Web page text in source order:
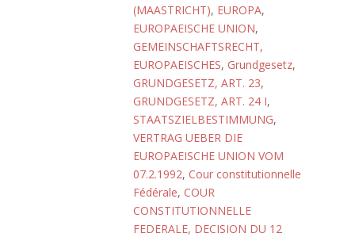
(MAASTRICHT), EUROPA,
EUROPAEISCHE UNION,
GEMEINSCHAFTSRECHT,
EUROPAEISCHES, Grundgesetz,
GRUNDGESETZ, ART. 23,
GRUNDGESETZ, ART. 24 I,
STAATSZIELBESTIMMUNG,
VERTRAG UEBER DIE
EUROPAEISCHE UNION VOM
07.2.1992, Cour constitutionnelle
Fédérale, COUR
CONSTITUTIONNELLE
FEDERALE, DECISION DU 12